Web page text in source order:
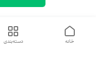
دسته‌بندی خانه